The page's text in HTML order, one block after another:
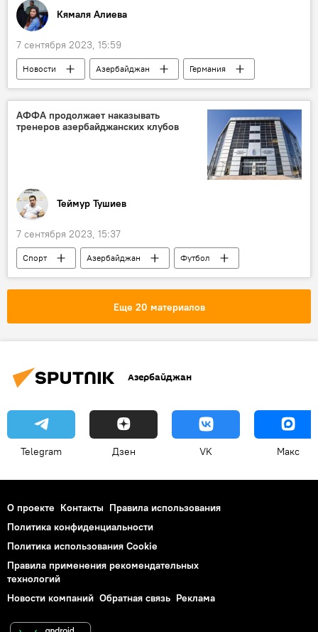
Кямаля Алиева
7 сентября 2023, 15:59
Новости Азербайджан
Германия
Культура
Ковроткачество
Выставка
АФФА продолжает наказывать
тренеров азербайджанских клубов
Теймур Тушиев
7 сентября 2023, 15:37
Спорт Азербайджан
Футбол
Ассоциация футбольных федераций Азербайджана (AFFA)
Тренер
Еще 20 материалов
Азербайджан
Telegram Дзен VK Макс
О проекте Контакты Правила использования
Политика конфиденциальности
Политика использования Cookie
Правила применения рекомендательных
технологий
Новости компаний Обратная связь Реклама